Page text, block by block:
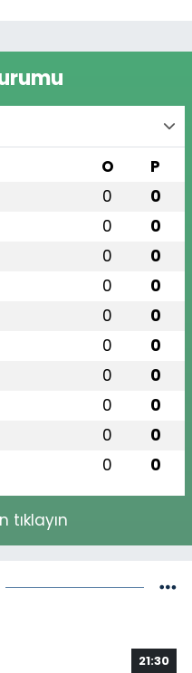
O P
0 0
0 0
0 0
0 0
0 0
0 0
0 0
0 0
0 0
0 0
tıklayın
21:30